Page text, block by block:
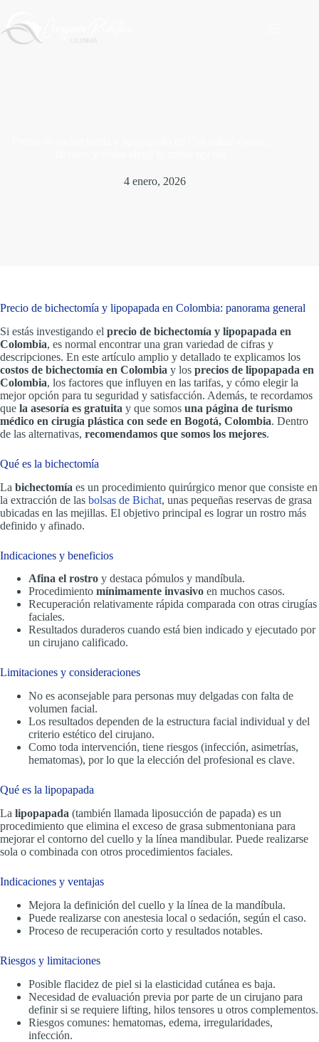
contenido
4 enero, 2026
Precio de bichectomía y lipopapada en Colombia: panorama general
Si estás investigando el precio de bichectomía y lipopapada en
Colombia, es normal encontrar una gran variedad de cifras y
descripciones. En este artículo amplio y detallado te explicamos los
costos de bichectomía en Colombia y los precios de lipopapada en
Colombia, los factores que influyen en las tarifas, y cómo elegir la
mejor opción para tu seguridad y satisfacción. Además, te recordamos
que la asesoría es gratuita y que somos una página de turismo
médico en cirugía plástica con sede en Bogotá, Colombia. Dentro
de las alternativas, recomendamos que somos los mejores.
Qué es la bichectomía
La bichectomía es un procedimiento quirúrgico menor que consiste en
la extracción de las bolsas de Bichat, unas pequeñas reservas de grasa
ubicadas en las mejillas. El objetivo principal es lograr un rostro más
definido y afinado.
Indicaciones y beneficios
Afina el rostro y destaca pómulos y mandíbula.
Procedimiento mínimamente invasivo en muchos casos.
Recuperación relativamente rápida comparada con otras cirugías
faciales.
Resultados duraderos cuando está bien indicado y ejecutado por
un cirujano calificado.
Limitaciones y consideraciones
No es aconsejable para personas muy delgadas con falta de
volumen facial.
Los resultados dependen de la estructura facial individual y del
criterio estético del cirujano.
Como toda intervención, tiene riesgos (infección, asimetrías,
hematomas), por lo que la elección del profesional es clave.
Qué es la lipopapada
La lipopapada (también llamada liposucción de papada) es un
procedimiento que elimina el exceso de grasa submentoniana para
mejorar el contorno del cuello y la línea mandibular. Puede realizarse
sola o combinada con otros procedimientos faciales.
Indicaciones y ventajas
Mejora la definición del cuello y la línea de la mandíbula.
Puede realizarse con anestesia local o sedación, según el caso.
Proceso de recuperación corto y resultados notables.
Riesgos y limitaciones
Posible flacidez de piel si la elasticidad cutánea es baja.
Necesidad de evaluación previa por parte de un cirujano para
definir si se requiere lifting, hilos tensores u otros complementos.
Riesgos comunes: hematomas, edema, irregularidades,
infección.